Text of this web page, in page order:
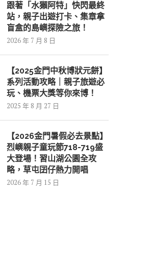
跟著「水獺阿特」快閃最終
站，親子出遊打卡、集章拿
盲盒的島嶼探險之旅！
2026 年 7 月 8 日
【2025金門中秋博狀元餅】
系列活動攻略｜親子旅遊必
玩、機票大獎等你來博！
2025 年 8 月 27 日
【2026金門暑假必去景點】
烈嶼親子童玩節718-719盛
大登場！習山湖公園全攻
略，草屯囝仔熱力開唱
2026 年 7 月 15 日